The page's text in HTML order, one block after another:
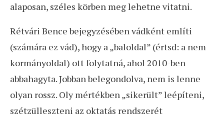
alaposan, széles körben meg lehetne vitatni.
Rétvári Bence bejegyzésében vádként említi
(számára ez vád), hogy a „baloldal” (értsd: a nem
kormányoldal) ott folytatná, ahol 2010-ben
abbahagyta. Jobban belegondolva, nem is lenne
olyan rossz. Oly mértékben „sikerült” leépíteni,
szétzülleszteni az oktatás rendszerét